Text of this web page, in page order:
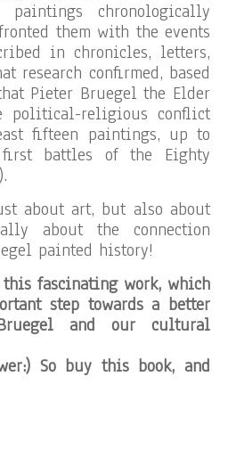
chronologically
them with the events
in chronicles, letters,
research confirmed, based
Pieter Bruegel the Elder
political-religious conflict
fifteen paintings, up to
battles of the Eighty
about art, but also about
about the connection
painted history!
this fascinating work, which
step towards a better
and our cultural
So buy this book, and